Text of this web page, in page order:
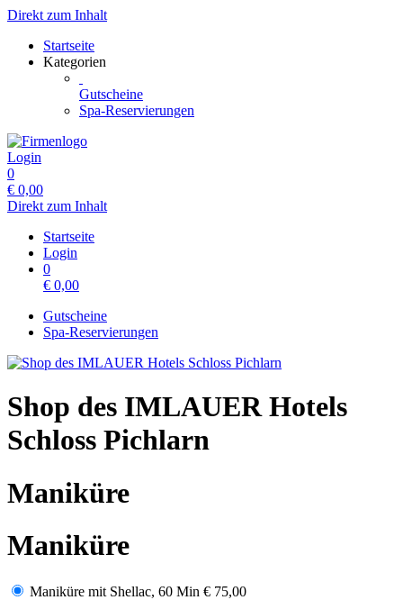
Direkt zum Inhalt
Startseite
Kategorien
Gutscheine
Spa-Reservierungen
Login
0
€ 0,00
Direkt zum Inhalt
Startseite
Login
0
€ 0,00
Gutscheine
Spa-Reservierungen
Shop des IMLAUER Hotels
Schloss Pichlarn
Maniküre
Maniküre
Maniküre mit Shellac, 60 Min € 75,00